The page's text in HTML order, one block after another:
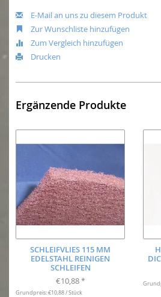
E-Mail an uns zu diesem Produkt
Zur Wunschliste hinzufügen
Zum Vergleich hinzufügen
Drucken
Ergänzende Produkte
SCHLEIFVLIES 115 MM
EDELSTAHL REINIGEN
SCHLEIFEN
€10,88 *
Grundpreis: €10,88 / Stück